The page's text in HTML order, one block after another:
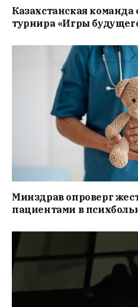
Казахстанская
турнира «Игры
Минздрав опроверг
пациентами в